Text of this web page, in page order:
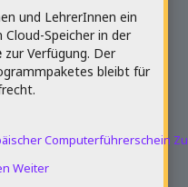
und LehrerInnen ein
Cloud-Speicher in der
zur Verfügung. Der
bleibt für
Computerführerschein
Weiter